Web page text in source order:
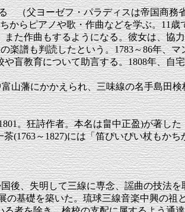
（父ヨーゼフ・パラディスは帝国商務
からピアノや歌・作曲などを学ぶ。11歳
た作曲もするようになる。彼女は、協
楽譜も判読したという。1783～86年、
盲教育について助言する。1808年、自
山藩にかかえられ、三味線の名手島田検
。狂詩作者。本名は畠中正盈)が著した
(1763～1827)には「笛ぴいぴい杖もか
、失明して三線に専念、謡曲の技法を
の基礎を築いた。琉球三線音楽中興の祖